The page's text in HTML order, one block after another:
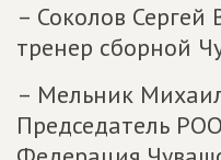
– Соколов Сергей
тренер сборной
– Мельник
Председатель